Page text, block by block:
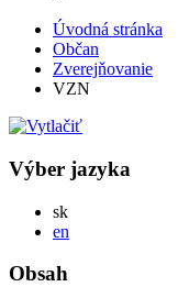
Úvodná stránka
Občan
Zverejňovanie
VZN
Výber jazyka
skSlovensky
en
Obsah